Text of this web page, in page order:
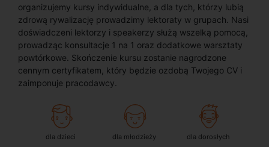
organizujemy kursy indywidualne, a dla tych, którzy lubią
zdrową rywalizację prowadzimy lektoraty w grupach. Nasi
doświadczeni lektorzy i speakerzy służą wszelką pomocą,
prowadząc konsultacje 1 na 1 oraz dodatkowe warsztaty
powtórkowe. Skończenie kursu zostanie nagrodzone
cennym certyfikatem, który będzie ozdobą Twojego CV i
zaimponuje pracodawcy.
dla dzieci dla młodzieży dla dorosłych